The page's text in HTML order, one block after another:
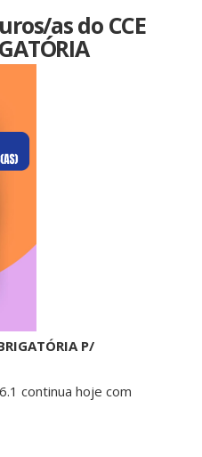
as do CCE
P/
continua hoje com